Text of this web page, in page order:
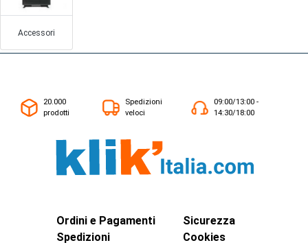
Accessori
20.000
prodotti
Spedizioni
veloci
09:00/13:00 -
14:30/18:00
Ordini e Pagamenti
Spedizioni
Sicurezza
Cookies